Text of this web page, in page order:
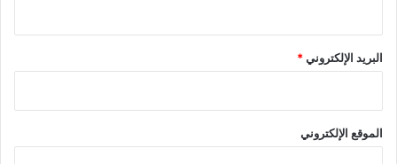
البريد الإلكتروني*
الموقع الإلكتروني